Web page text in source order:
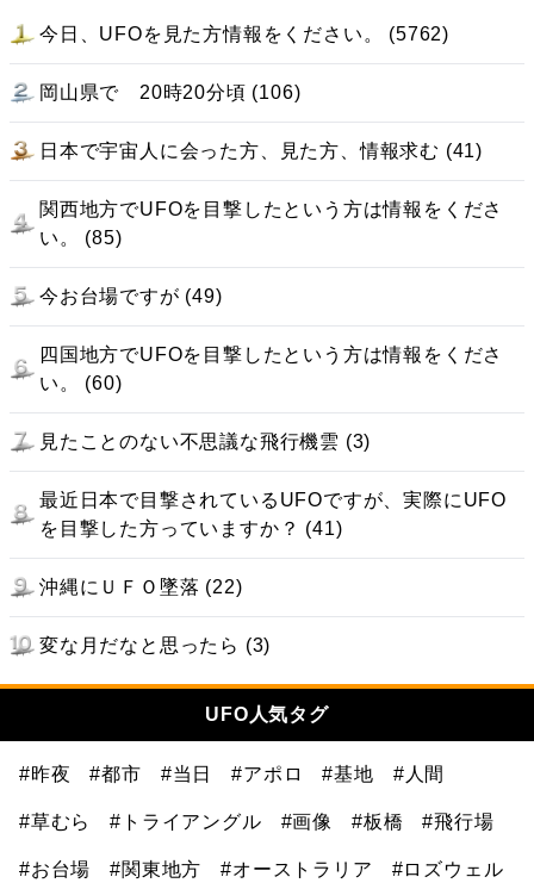
今日、UFOを見た方情報をください。 (5762)
岡山県で 20時20分頃 (106)
日本で宇宙人に会った方、見た方、情報求む (41)
関西地方でUFOを目撃したという方は情報をくださ
い。 (85)
今お台場ですが (49)
四国地方でUFOを目撃したという方は情報をくださ
い。 (60)
見たことのない不思議な飛行機雲 (3)
最近日本で目撃されているUFOですが、実際にUFO
を目撃した方っていますか？ (41)
沖縄にＵＦＯ墜落 (22)
変な月だなと思ったら (3)
UFO人気タグ
#昨夜 #都市 #当日 #アポロ #基地 #人間
#草むら #トライアングル #画像 #板橋 #飛行場
#お台場 #関東地方 #オーストラリア #ロズウェル